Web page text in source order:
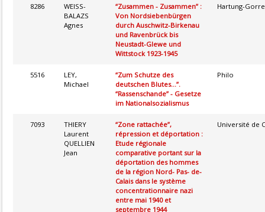
8286
WEISS-
BALAZS
Agnes
“Zusammen - Zusammen” :
Von Nordsiebenbürgen
durch Auschwitz-Birkenau
und Ravenbrück bis
Neustadt-Glewe und
Wittstock 1923-1945
Hartung-Gorre
5516
LEY,
Michael
“Zum Schutze des
deutschen Blutes...”.
“Rassenschande” - Gesetze
im Nationalsozialismus
Philo
7093
THIERY
Laurent
QUELLIEN
Jean
“Zone rattachée”,
répression et déportation :
Etude régionale
comparative portant sur la
déportation des hommes
de la région Nord- Pas- de-
Calais dans le système
concentrationnaire nazi
entre mai 1940 et
septembre 1944
Université de